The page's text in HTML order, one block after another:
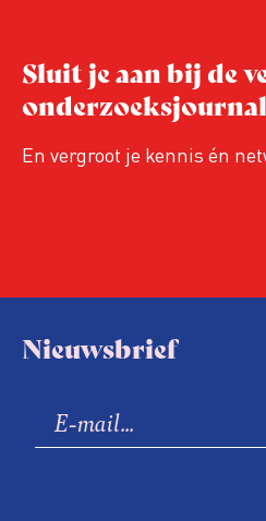
Sluit je aan bij de
En vergroot je kennis én
Nieuwsbrief